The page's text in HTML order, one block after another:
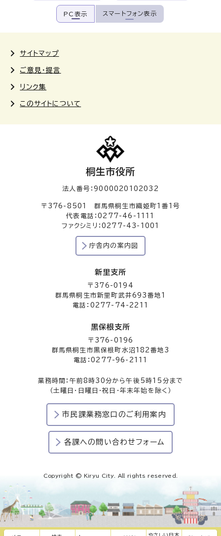
PC表示 スマートフォン表示
やさしい日本
サイトマップ
ご意見・提言
リンク集
このサイトについて
桐生市役所
法人番号：9000020102032
〒376-8501 群馬県桐生市織姫町1番1号
代表電話：0277-46-1111
ファクシミリ：0277-43-1001
庁舎内の案内図
新里支所
〒376-0194
群馬県桐生市新里町武井693番地1
電話：0277-74-2211
黒保根支所
〒376-0196
群馬県桐生市黒保根町水沼182番地3
電話：0277-96-2111
業務時間：午前8時30分から午後5時15分まで
（土曜日・日曜日・祝日・年末年始を除く）
市民課業務窓口のご利用案内
各課への問い合わせフォーム
Copyright © Kiryu City. All rights reserved.